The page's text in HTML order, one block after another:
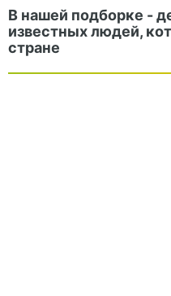
В нашей подборке -
известных людей,
стране